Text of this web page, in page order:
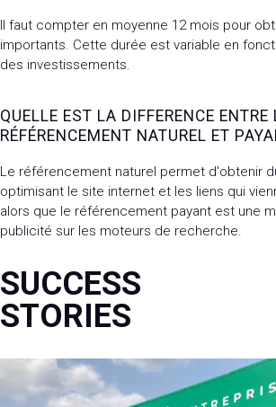
Il faut compter en moyenne 12 mois pour
importants. Cette durée est variable en
des investissements.
QUELLE EST LA DIFFERENCE ENTRE
RÉFÉRENCEMENT NATUREL ET
Le référencement naturel permet d'obtenir
optimisant le site internet et les liens qui
alors que le référencement payant est une
publicité sur les moteurs de recherche.
SUCCESS
STORIES